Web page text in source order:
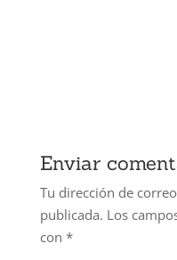
Enviar
Tu dirección de
publicada. Los
con *